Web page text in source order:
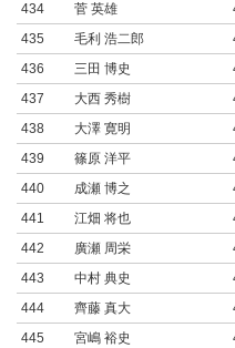
434
菅 英雄
435
毛利 浩二郎
436
三田 博史
437
大西 秀樹
438
大澤 寛明
439
篠原 洋平
440
成瀬 博之
441
江畑 将也
442
廣瀬 周栄
443
中村 典史
444
齊藤 真大
445
宮嶋 裕史